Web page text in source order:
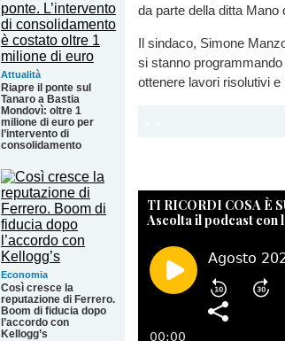
Attualità
Riapre il ponte sul
Tanaro a Bastia
Mondovì: oltre 1
milione di euro per
l’intervento di
consolidamento
Economia
Così cresce la
reputazione di Ferrero.
Boom di fiducia dopo
l’accordo con
Kellogg’s
da parte della ditta Mano
Il sindaco, Simone
si stanno
ottenere lavori risolutivi
TI RICORDI COSA È
Ascolta il podcast con